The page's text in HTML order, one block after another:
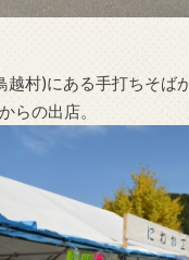
越村)にある手打ちそば
らの出店。